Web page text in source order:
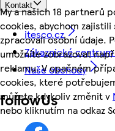
My a našich 18 partnerů
cookies, abychom
zpracovali osobní údaje.
umožníte zobrazovat
reklamu. V opačném
cookies, které
můžete kdykoliv změnit v
nebo kliknutím na odkaz
Kontakt
itesco.cz
Zákaznické
Naše obchody
followUs